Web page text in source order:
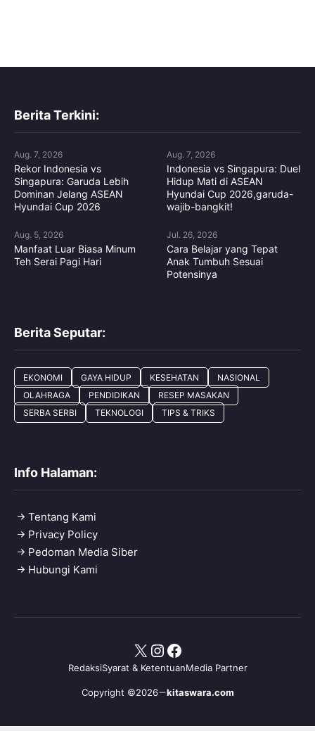
Berita Terkini:
Aug. 7, 2026
Rekor Indonesia vs
Singapura: Garuda Lebih
Dominan Jelang ASEAN
Hyundai Cup 2026
Aug. 7, 2026
Indonesia vs Singapura: Duel
Hidup Mati di ASEAN
Hyundai Cup 2026,garuda-
wajib-bangkit!
Aug. 5, 2026
Manfaat Luar Biasa Minum
Teh Serai Pagi Hari
Jul. 26, 2026
Cara Belajar yang Tepat
Anak Tumbuh Sesuai
Potensinya
Berita Seputar:
EKONOMI GAYA HIDUP KESEHATAN
NASIONAL
OLAHRAGA
PENDIDIKAN
RESEP MASAKAN
SERBA SERBI
TEKNOLOGI TIPS & TRIKS
Info Halaman:
Tentang Kami
Privacy Policy
Pedoman Media Siber
Hubungi Kami
Copyright ©2026 kitaswara.com
RedaksiSyarat & KetentuanMedia Partner
X Instagram
Facebook